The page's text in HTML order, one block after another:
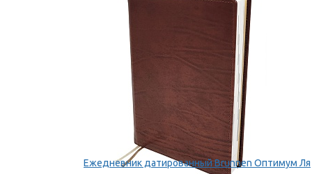
Мы рекомендуем
Ежедневник датированный Brunnen Оптимум Ля